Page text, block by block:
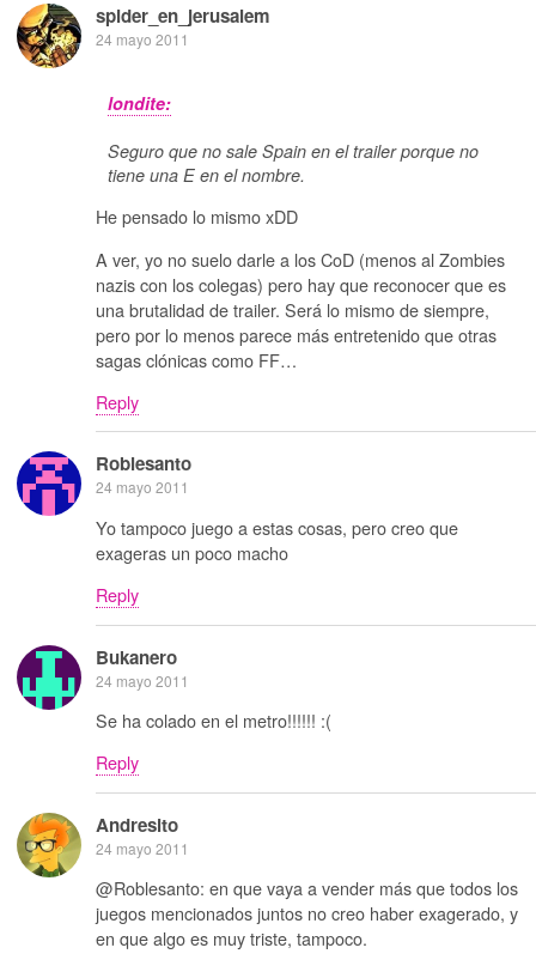
spider_en_jerusalem
24 mayo 2011
londite:
Seguro que no sale Spain en el trailer porque no
tiene una E en el nombre.
He pensado lo mismo xDD
A ver, yo no suelo darle a los CoD (menos al Zombies
nazis con los colegas) pero hay que reconocer que es
una brutalidad de trailer. Será lo mismo de siempre,
pero por lo menos parece más entretenido que otras
sagas clónicas como FF…
Reply
Roblesanto
24 mayo 2011
Yo tampoco juego a estas cosas, pero creo que
exageras un poco macho
Reply
Bukanero
24 mayo 2011
Se ha colado en el metro!!!!!! :(
Reply
Andresito
24 mayo 2011
@Roblesanto: en que vaya a vender más que todos los
juegos mencionados juntos no creo haber exagerado, y
en que algo es muy triste, tampoco.